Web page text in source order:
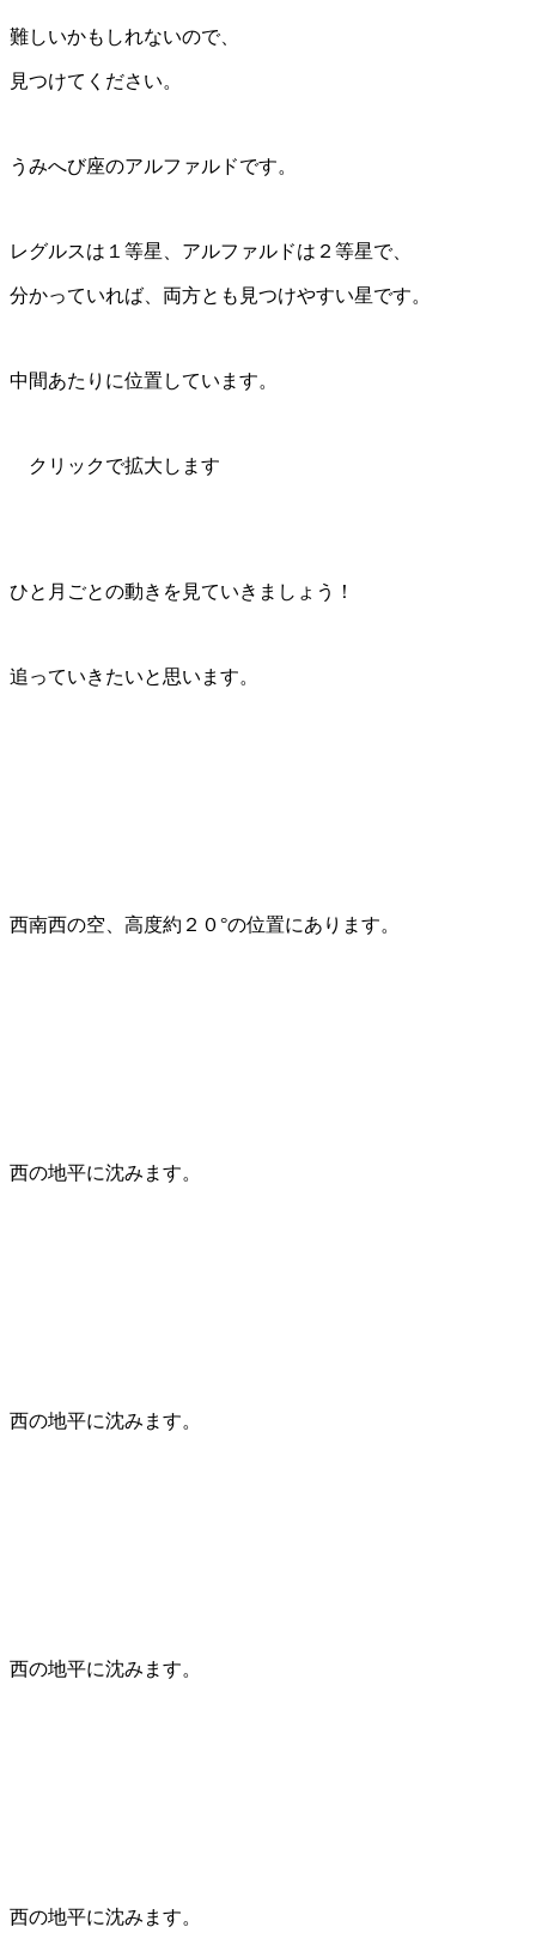
難しいかもしれないので、
見つけてください。
うみへび座のアルファルドです。
レグルスは１等星、アルファルドは２等星で、
分かっていれば、両方とも見つけやすい星です。
中間あたりに位置しています。
クリックで拡大します
ひと月ごとの動きを見ていきましょう！
追っていきたいと思います。
西南西の空、高度約２０°の位置にあります。
西の地平に沈みます。
西の地平に沈みます。
西の地平に沈みます。
西の地平に沈みます。